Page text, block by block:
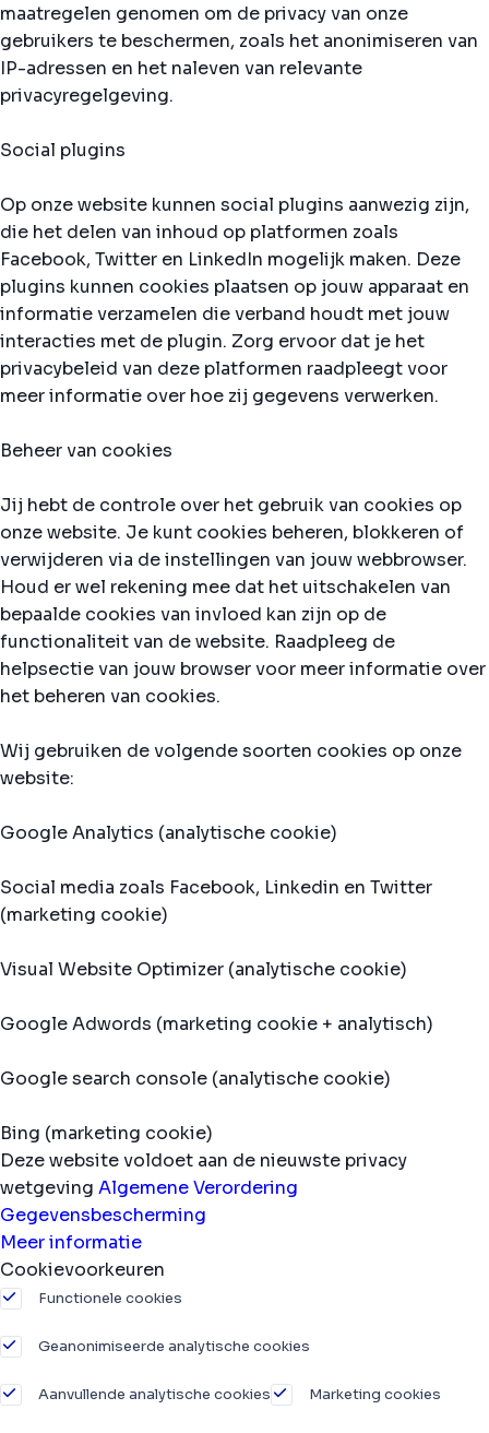
maatregelen genomen om de privacy van onze
gebruikers te beschermen, zoals het anonimiseren van
IP-adressen en het naleven van relevante
privacyregelgeving.
Social plugins
Op onze website kunnen social plugins aanwezig zijn,
die het delen van inhoud op platformen zoals
Facebook, Twitter en LinkedIn mogelijk maken. Deze
plugins kunnen cookies plaatsen op jouw apparaat en
informatie verzamelen die verband houdt met jouw
interacties met de plugin. Zorg ervoor dat je het
privacybeleid van deze platformen raadpleegt voor
meer informatie over hoe zij gegevens verwerken.
Beheer van cookies
Jij hebt de controle over het gebruik van cookies op
onze website. Je kunt cookies beheren, blokkeren of
verwijderen via de instellingen van jouw webbrowser.
Houd er wel rekening mee dat het uitschakelen van
bepaalde cookies van invloed kan zijn op de
functionaliteit van de website. Raadpleeg de
helpsectie van jouw browser voor meer informatie over
het beheren van cookies.
Wij gebruiken de volgende soorten cookies op onze
website:
Google Analytics (analytische cookie)
Social media zoals Facebook, Linkedin en Twitter
(marketing cookie)
Visual Website Optimizer (analytische cookie)
Google Adwords (marketing cookie + analytisch)
Google search console (analytische cookie)
Bing (marketing cookie)
Deze website voldoet aan de nieuwste privacy
wetgeving Algemene Verordering
Gegevensbescherming
Meer informatie
Cookievoorkeuren
Functionele cookies
Geanonimiseerde analytische cookies
Aanvullende analytische cookies Marketing cookies